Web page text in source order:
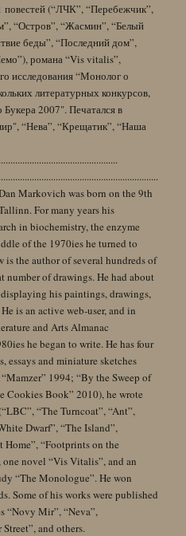
повестей (“ЛЧК”, “Перебежчик”,
“Остров”, “Жасмин”, “Белый
беды”, “Последний дом”,
романа “Vis vitalis”,
исследования “Монолог о
литературных конкурсов,
Букера 2007". Печатался в
“Нева”, “Крещатик”, “Наша
Dan Markovich was born on the 9th
For many years his
in biochemistry, the enzyme
of the 1970ies he turned to
is the author of several hundreds of
number of drawings. He had about
his paintings, drawings,
is an active web-user, and in
and Arts Almanac
he began to write. He has four
essays and miniature sketches
1994; “By the Sweep of
Cookies Book” 2010), he wrote
“The Turncoat”, “Ant”,
Dwarf”, “The Island”,
Home”, “Footprints on the
one novel “Vis Vitalis”, and an
“The Monologue”. He won
Some of his works were published
“Novy Mir”, “Neva”,
and others.